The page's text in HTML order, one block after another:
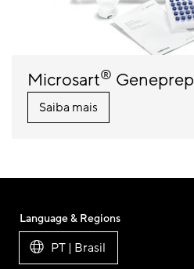
Microsart® Geneprep
Saiba mais
Language & Regions
PT | Brasil